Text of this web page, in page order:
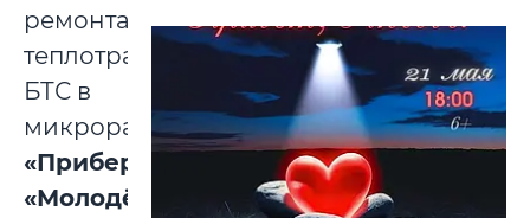
ремонта
теплотрасс
БТС в
микрорайонах,
«Приберезинский»
,
«Молодёжный»,